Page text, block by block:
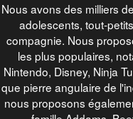
Nous avons des milliers
adolescents, tout-
compagnie. Nous
les plus populaires,
Nintendo, Disney, Ninja
que pierre angulaire de
nous proposons